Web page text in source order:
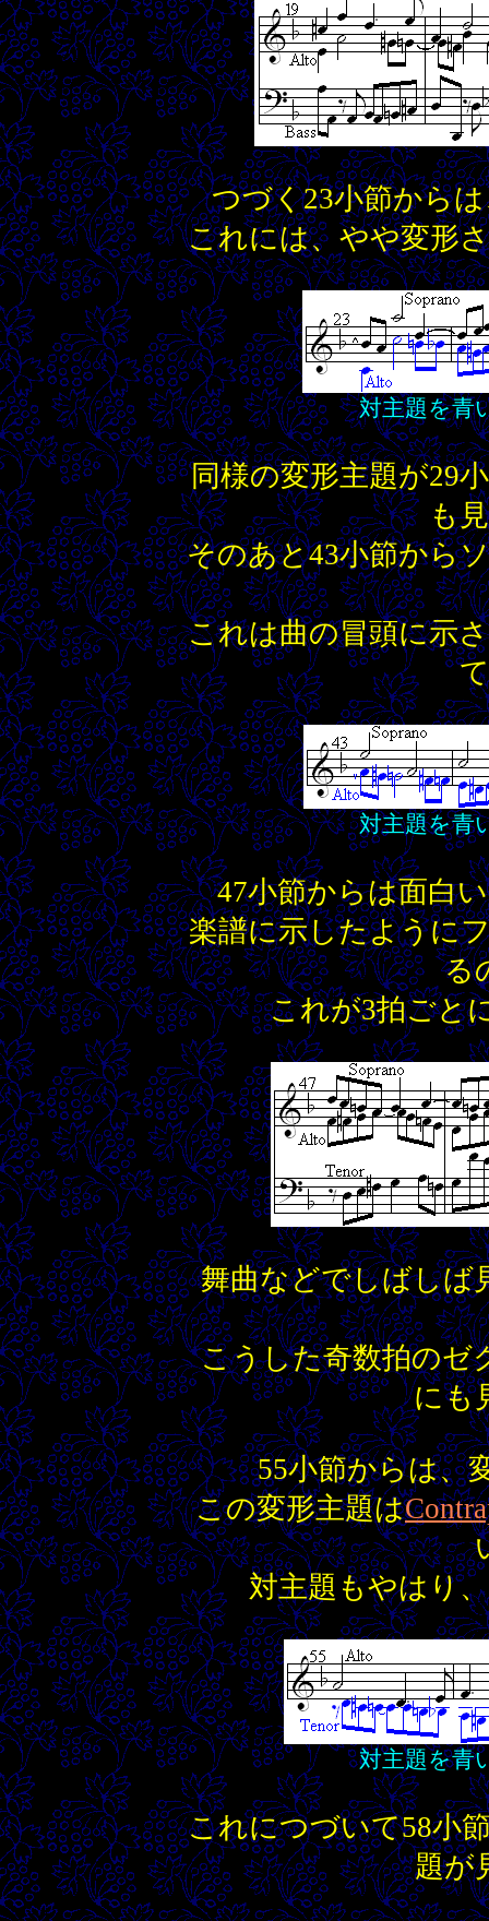
つづく23小節から
これには、やや変形
対主題を青
同様の変形主題が29
も
そのあと43小節から
これは曲の冒頭に示
対主題を青
47小節からは面白
楽譜に示したように
る
これが3拍ごと
舞曲などでしばしば
こうした奇数拍のゼ
にも
55小節からは、
この変形主題は
対主題もやはり
対主題を青
これにつづいて58小
題が